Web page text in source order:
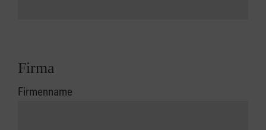
Firma
Firmenname